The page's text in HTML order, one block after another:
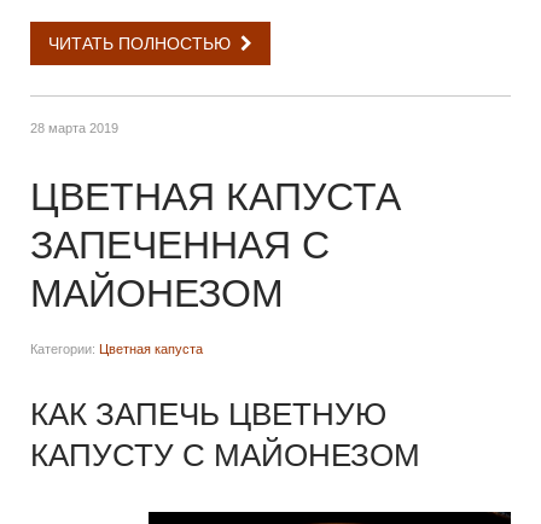
ЧИТАТЬ ПОЛНОСТЬЮ
28 марта 2019
ЦВЕТНАЯ КАПУСТА
ЗАПЕЧЕННАЯ С
МАЙОНЕЗОМ
Категории: Цветная капуста
КАК ЗАПЕЧЬ ЦВЕТНУЮ
КАПУСТУ С МАЙОНЕЗОМ